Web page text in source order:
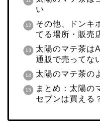
い
その他、ドンキ
てる場所・販売
太陽のマテ茶は
通販で売ってな
太陽のマテ茶の
まとめ：太陽の
セブンは買える